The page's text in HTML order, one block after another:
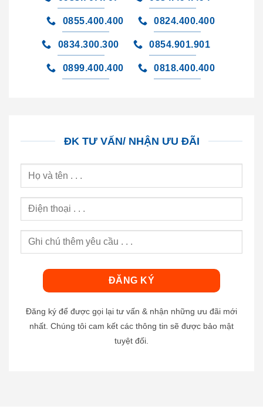
0855.400.400 0824.400.400
0834.300.300 0854.901.901
0899.400.400 0818.400.400
ĐK TƯ VẤN/ NHẬN ƯU ĐÃI
Đăng ký để được gọi lại tư vấn & nhận những ưu đãi mới
nhất. Chúng tôi cam kết các thông tin sẽ được bảo mật
tuyệt đối.